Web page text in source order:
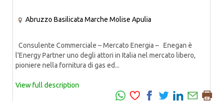
Abruzzo Basilicata Marche Molise Apulia
Consulente Commerciale – Mercato Energia – Enegan è
l'Energy Partner uno degli attori in Italia nel mercato libero,
pioniere nella fornitura di gas ed...
View full description